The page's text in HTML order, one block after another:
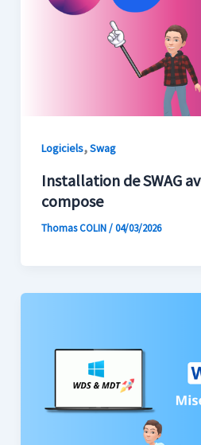
Logiciels,Swag
Installation de SWAG
compose
Thomas COLIN/04/03/2026